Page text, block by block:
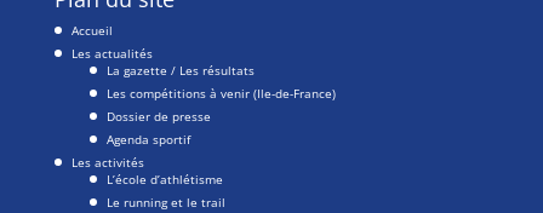
Accueil
Les actualités
La gazette / Les résultats
Les compétitions à venir (Ile-de-France)
Dossier de presse
Agenda sportif
Les activités
L’école d’athlétisme
Le running et le trail